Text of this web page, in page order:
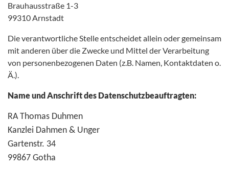
Brauhausstraße 1-3
99310 Arnstadt
Die verantwortliche Stelle entscheidet allein oder gemeinsam
mit anderen über die Zwecke und Mittel der Verarbeitung
von personenbezogenen Daten (z.B. Namen, Kontaktdaten o.
Ä.).
Name und Anschrift des Datenschutzbeauftragten:
RA Thomas Duhmen
Kanzlei Dahmen & Unger
Gartenstr. 34
99867 Gotha